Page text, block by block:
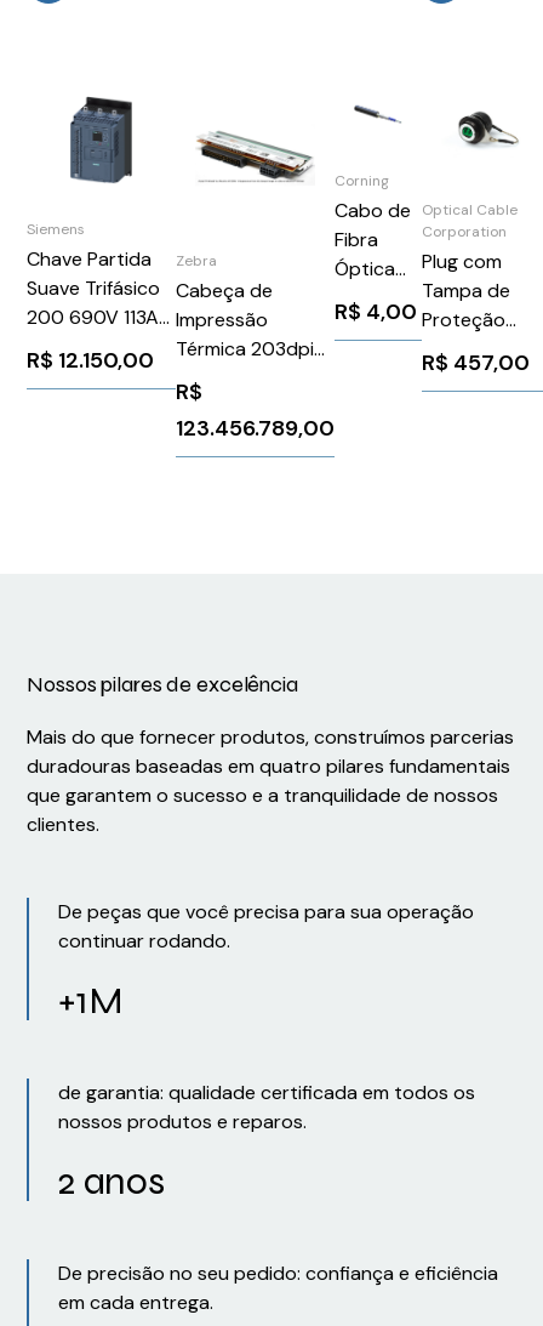
Siemens
Chave Partida
Suave Trifásico
200 690V 113A
24V
3RW55346HA06
R$ 12.150,00
Zebra
Cabeça de
Impressão
Térmica 203dpi
Zebra ZT510
P1085894
R$
123.456.789,00
Corning
Cabo de
Fibra
Óptica
012ESF-
T4101D20
R$ 4,00
Optical Cable
Corporation
Plug com
Tampa de
Proteção
R$ 457,00
Nossos pilares de excelência
Mais do que fornecer produtos, construímos parcerias
duradouras baseadas em quatro pilares fundamentais
que garantem o sucesso e a tranquilidade de nossos
clientes.
De peças que você precisa para sua operação
continuar rodando.
+1M
de garantia: qualidade certificada em todos os
nossos produtos e reparos.
2 anos
De precisão no seu pedido: confiança e eficiência
em cada entrega.